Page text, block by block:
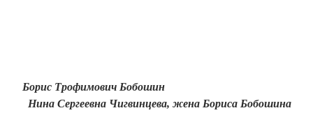
Борис Трофимович Бобошин
Нина Сергеевна Чигвинцева, жена Бориса Бобошина